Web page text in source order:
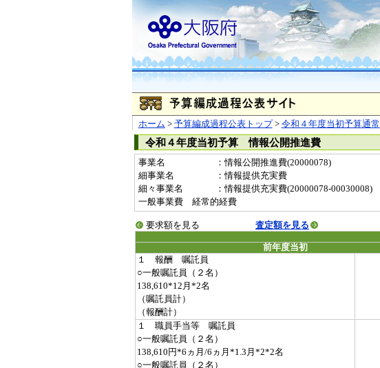
ホーム > 予算編成過程公表トップ> 令和４年度当初予算通常
令和４年度当初予算 情報公開推進費
事業名 ：情報公開推進費(20000078)
細事業名
：情報提供充実費
細々事業名
：情報提供充実費(20000078-00030008)
一般事業費 経常的経費
要求額を見る 査定額を見る
前年度当初
１ 報酬 嘱託員
○一般嘱託員（２名）
138,610*12月*2名
（嘱託員計）
（報酬計）
１ 職員手当等 嘱託員
○一般嘱託員（２名）
138,610円*6ヵ月/6ヵ月*1.3月*2*2名
○一般嘱託員（２名）